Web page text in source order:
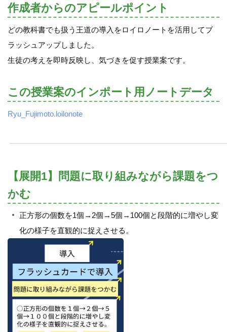
作成者からのアピールポイント
どの教科書でも扱う王道の導入をロイロノートを活用してブ
ラッシュアップしました。
生徒の考えを即時反映し、気づきを促す授業案です。
この授業案のインポート用ノートデータ
Ryu_Fujimoto.loilonote
【展開1】問題に取り組みながら課題をつ
かむ
正方形の個数を1個→2個→5個→100個と段階的に増やし変
化の様子を直観的に捉えさせる。